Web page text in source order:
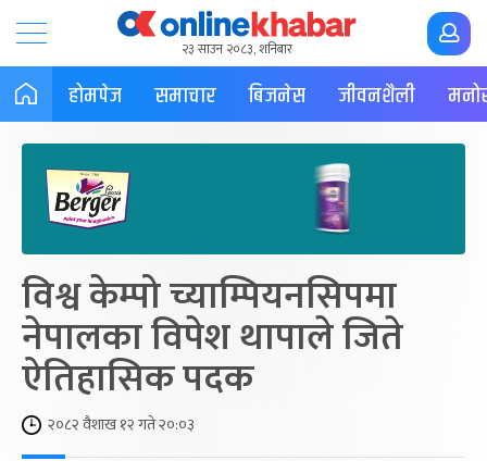
२३ साउन २०८३, शनिबार
होमपेज समाचार बिजनेस जीवनशैली
विश्व केम्पो च्याम्पियनसिपमा
नेपालका विपेश थापाले जिते
ऐतिहासिक पदक
२०८२ वैशाख १२ गते २०:०३